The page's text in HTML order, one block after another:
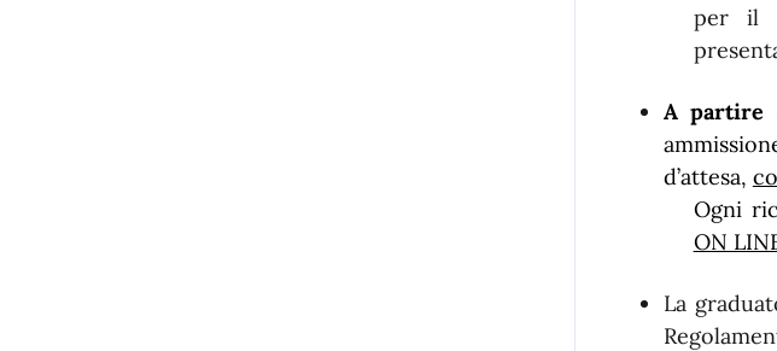
per il
A partire
d’attesa,
Ogni
ON
La